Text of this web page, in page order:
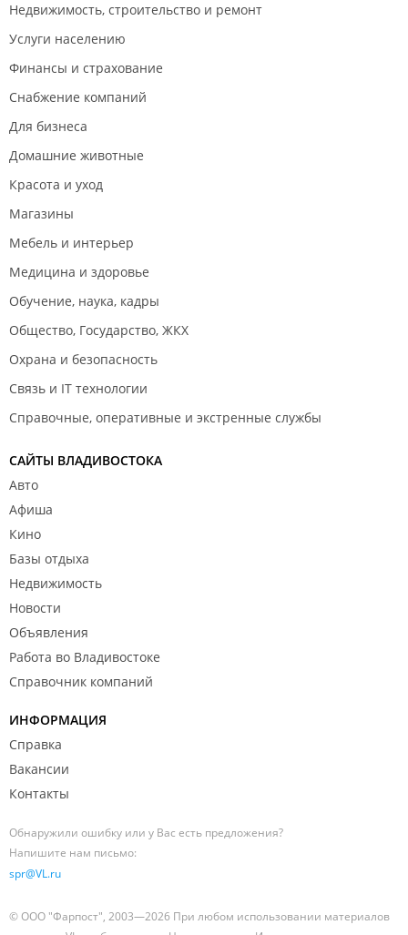
Недвижимость, строительство и ремонт
Услуги населению
Финансы и страхование
Снабжение компаний
Для бизнеса
Домашние животные
Красота и уход
Магазины
Мебель и интерьер
Медицина и здоровье
Обучение, наука, кадры
Общество, Государство, ЖКХ
Охрана и безопасность
Связь и IT технологии
Справочные, оперативные и экстренные службы
САЙТЫ ВЛАДИВОСТОКА
Авто
Афиша
Кино
Базы отдыха
Недвижимость
Новости
Объявления
Работа во Владивостоке
Справочник компаний
ИНФОРМАЦИЯ
Справка
Вакансии
Контакты
Обнаружили ошибку или у Вас есть предложения?
Напишите нам письмо:
spr@VL.ru
© ООО "Фарпост", 2003—2026 При любом использовании материалов